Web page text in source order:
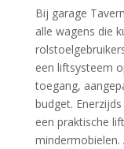
Bij garage
alle wagens die
een liftsysteem
toegang,
budget.
een praktische